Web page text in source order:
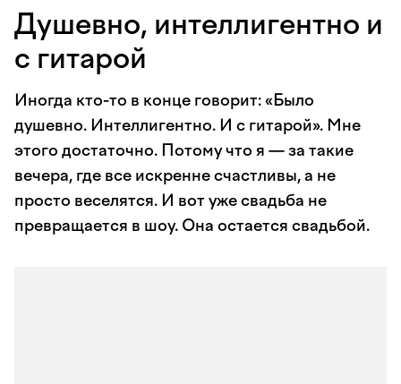
Душевно, интеллигентно и
с гитарой
Иногда кто-то в конце говорит: «Было
душевно. Интеллигентно. И с гитарой». Мне
этого достаточно. Потому что я — за такие
вечера, где все искренне счастливы, а не
просто веселятся. И вот уже свадьба не
превращается в шоу. Она остается свадьбой.